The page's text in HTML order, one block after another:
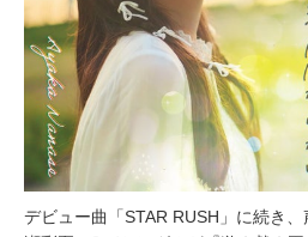
デビュー曲「STAR RUSH」に続き